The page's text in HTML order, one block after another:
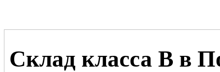
Склад класса В в